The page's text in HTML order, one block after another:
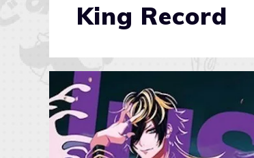
King Record